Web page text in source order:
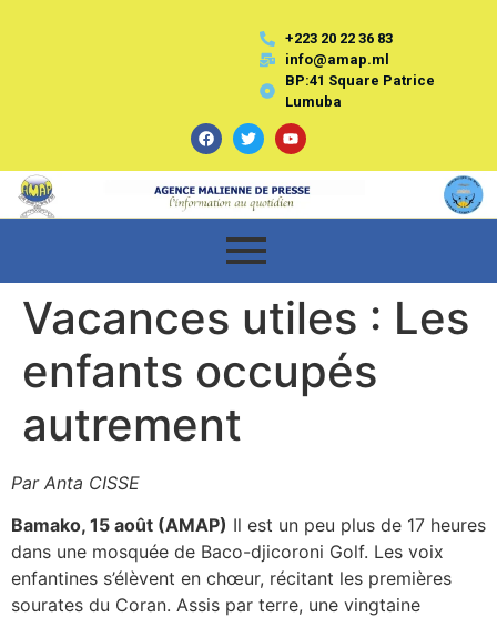
+223 20 22 36 83
info@amap.ml
BP:41 Square Patrice
Lumuba
Vacances utiles : Les
enfants occupés
autrement
Par Anta CISSE
Bamako, 15 août (AMAP) Il est un peu plus de 17 heures
dans une mosquée de Baco-djicoroni Golf. Les voix
enfantines s’élèvent en chœur, récitant les premières
sourates du Coran. Assis par terre, une vingtaine